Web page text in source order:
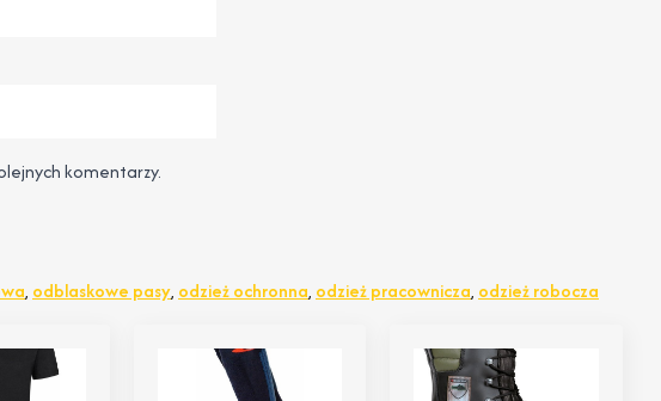
komentarzy.
, odblaskowe pasy, odzież ochronna, odzież pracownicza, odzież robocza